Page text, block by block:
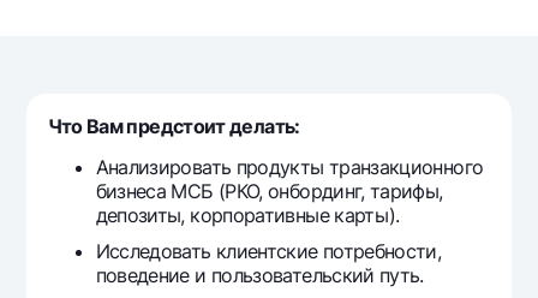
Золотые слитки от НБУ
Серебряный депозит
Mastercard
Зарплатные
Garmin pay
Акции
Мобильное приложение Milliy
Часто задаваемые вопросы
Что Вам предстоит делать:
Анализировать продукты транзакционного
бизнеса МСБ (РКО, онбординг, тарифы,
депозиты, корпоративные карты).
Исследовать клиентские потребности,
поведение и пользовательский путь.